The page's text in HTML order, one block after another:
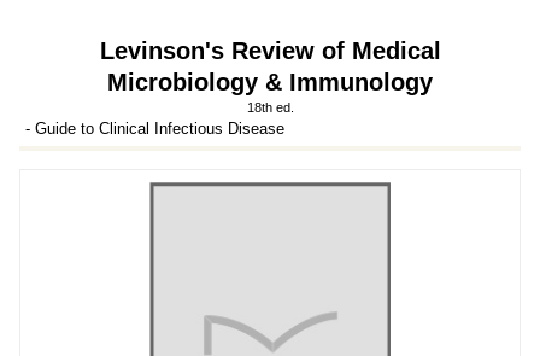
Levinson's Review of Medical
Microbiology & Immunology
18th ed.
- Guide to Clinical Infectious Disease